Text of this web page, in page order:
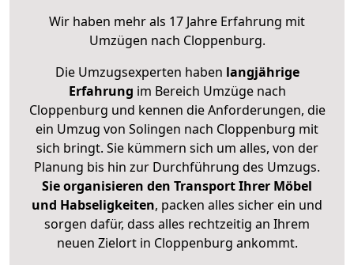
Wir haben mehr als 17 Jahre Erfahrung mit
Umzügen nach Cloppenburg.
Die Umzugsexperten haben langjährige
Erfahrung im Bereich Umzüge nach
Cloppenburg und kennen die Anforderungen, die
ein Umzug von Solingen nach Cloppenburg mit
sich bringt. Sie kümmern sich um alles, von der
Planung bis hin zur Durchführung des Umzugs.
Sie organisieren den Transport Ihrer Möbel
und Habseligkeiten, packen alles sicher ein und
sorgen dafür, dass alles rechtzeitig an Ihrem
neuen Zielort in Cloppenburg ankommt.